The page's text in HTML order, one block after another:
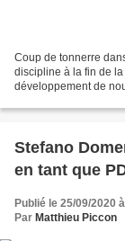
Coup de tonnerre
discipline à la fin de
développement de
Stefano
en tant que
Publié le 25/09/2020
Par Matthieu Piccon